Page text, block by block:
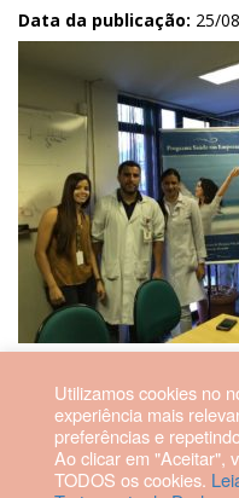
Data da publicação: 25/
Utilizamos cookies no
experiência mais
preferências e
Ao clicar em "Aceitar",
TODOS os cookies.
2026 © Hospital Vila da